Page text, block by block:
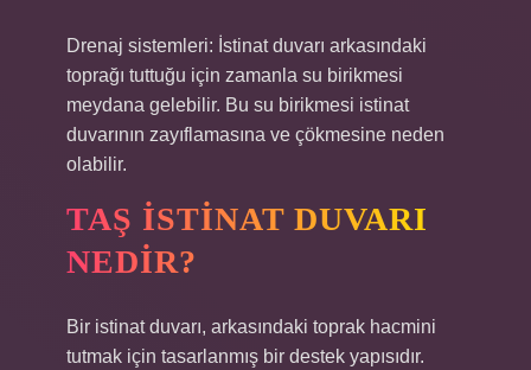
Drenaj sistemleri: İstinat duvarı arkasındaki
toprağı tuttuğu için zamanla su birikmesi
meydana gelebilir. Bu su birikmesi istinat
duvarının zayıflamasına ve çökmesine neden
olabilir.
TAŞ ISTINAT DUVARI
NEDIR?
Bir istinat duvarı, arkasındaki toprak hacmini
tutmak için tasarlanmış bir destek yapısıdır.